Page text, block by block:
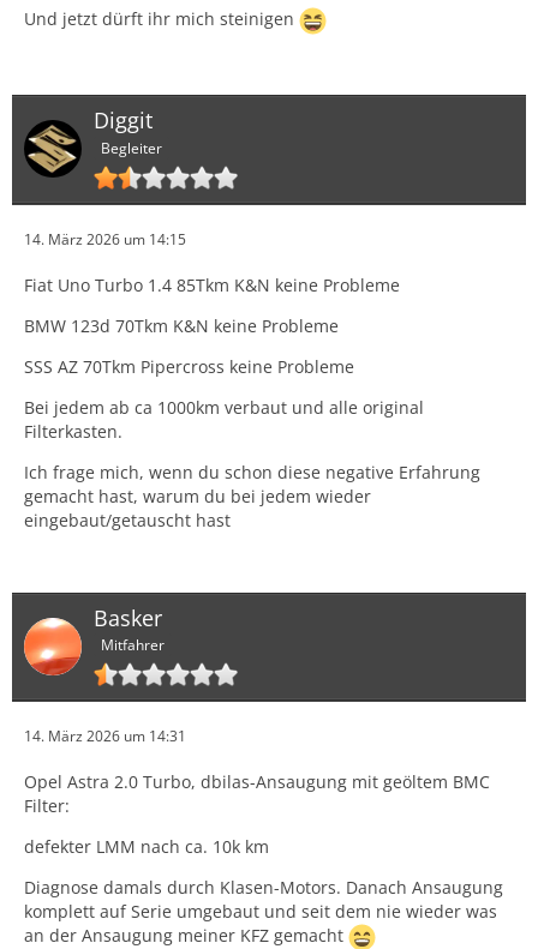
Und jetzt dürft ihr mich steinigen
Diggit
Begleiter
14. März 2026 um 14:15
Fiat Uno Turbo 1.4 85Tkm K&N keine Probleme
BMW 123d 70Tkm K&N keine Probleme
SSS AZ 70Tkm Pipercross keine Probleme
Bei jedem ab ca 1000km verbaut und alle original
Filterkasten.
Ich frage mich, wenn du schon diese negative Erfahrung
gemacht hast, warum du bei jedem wieder
eingebaut/getauscht hast
Basker
Mitfahrer
14. März 2026 um 14:31
Opel Astra 2.0 Turbo, dbilas-Ansaugung mit geöltem BMC
Filter:
defekter LMM nach ca. 10k km
Diagnose damals durch Klasen-Motors. Danach Ansaugung
komplett auf Serie umgebaut und seit dem nie wieder was
an der Ansaugung meiner KFZ gemacht